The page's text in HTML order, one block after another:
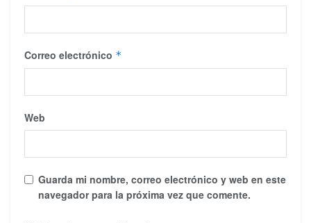
Correo electrónico *
Web
Guarda mi nombre, correo electrónico y web en este
navegador para la próxima vez que comente.